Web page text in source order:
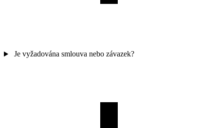
Je vyžadována smlouva nebo závazek?